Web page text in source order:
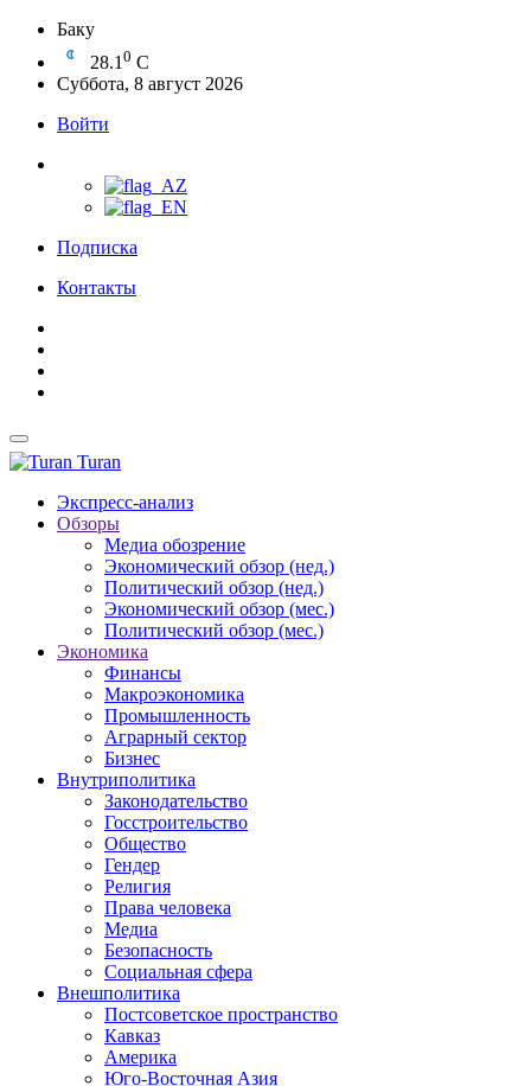
Баку
28.1 0 C
Суббота, 8 август 2026
Войти
Подписка
Контакты
Turan
Экспресс-анализ
Обзоры
Медиа обозрение
Экономический обзор (нед.)
Политический обзор (нед.)
Экономический обзор (мес.)
Политический обзор (мес.)
Экономика
Финансы
Макроэкономика
Промышленность
Аграрный сектор
Бизнес
Внутриполитика
Законодательство
Госстроительство
Общество
Гендер
Религия
Права человека
Медиа
Безопасность
Социальная сфера
Внешполитика
Постсоветское пространство
Кавказ
Америка
Юго-Восточная Азия